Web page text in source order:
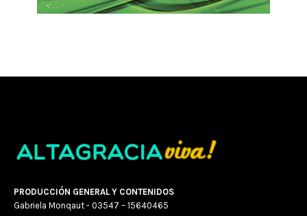
PRODUCCIÓN GENERAL Y CONTENIDOS
Gabriela Monqaut - 03547 – 15640465